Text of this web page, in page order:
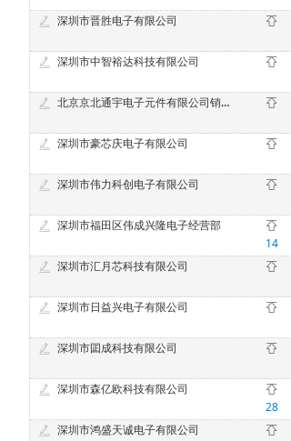
深圳市晋胜电子有限公司
深圳市中智裕达科技有限公司
北京京北通宇电子元件有限公司销售一部
深圳市豪芯庆电子有限公司
深圳市伟力科创电子有限公司
深圳市福田区伟成兴隆电子经营部
14
深圳市汇月芯科技有限公司
深圳市日益兴电子有限公司
深圳市囸成科技有限公司
深圳市森亿欧科技有限公司
28
深圳市鸿盛天诚电子有限公司